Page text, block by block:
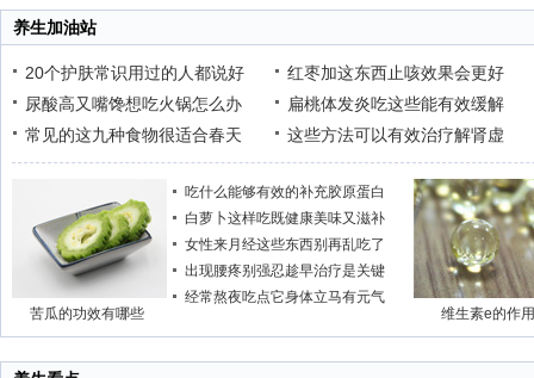
养生加油站
20个护肤常识用过的人都说好
尿酸高又嘴馋想吃火锅怎么办
常见的这九种食物很适合春天
红枣加这东西止咳效果会更好
扁桃体发炎吃这些能有效缓解
这些方法可以有效治疗解肾虚
苦瓜的功效有哪些
吃什么能够有效的补充胶原蛋白
白萝卜这样吃既健康美味又滋补
女性来月经这些东西别再乱吃了
出现腰疼别强忍趁早治疗是关键
经常熬夜吃点它身体立马有元气
维生素e的作用